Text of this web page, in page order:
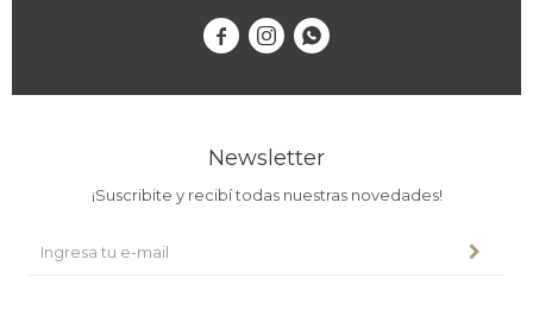
  
Newsletter
¡Suscribite y recibí todas nuestras novedades!